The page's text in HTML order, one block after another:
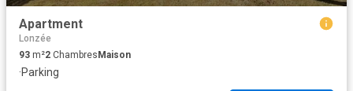
Apartment
Lonzée
93 m²2 Chambres Maison
·Parking